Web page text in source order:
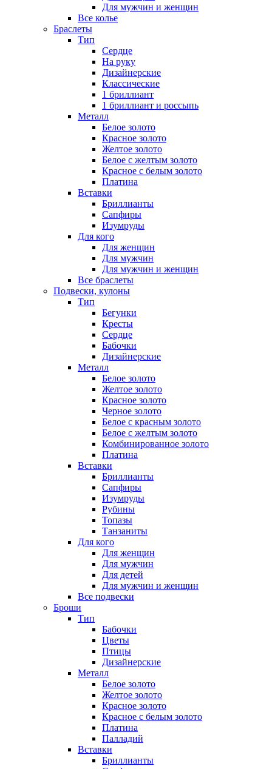
Для мужчин и женщин
Все колье
Браслеты
Тип
Сердце
На руку
Дизайнерские
Классические
1 бриллиант
1 бриллиант и россыпь
Металл
Белое золото
Красное золото
Желтое золото
Белое с желтым золото
Красное с белым золото
Платина
Вставки
Бриллианты
Сапфиры
Изумруды
Для кого
Для женщин
Для мужчин
Для мужчин и женщин
Все браслеты
Подвески, кулоны
Тип
Бегунки
Кресты
Сердце
Бабочки
Дизайнерские
Металл
Белое золото
Желтое золото
Красное золото
Черное золото
Белое с красным золото
Белое с желтым золото
Комбинированное золото
Платина
Вставки
Бриллианты
Сапфиры
Изумруды
Рубины
Топазы
Танзаниты
Для кого
Для женщин
Для мужчин
Для детей
Для мужчин и женщин
Все подвески
Броши
Тип
Бабочки
Цветы
Птицы
Дизайнерские
Металл
Белое золото
Желтое золото
Красное золото
Красное с белым золото
Платина
Палладий
Вставки
Бриллианты